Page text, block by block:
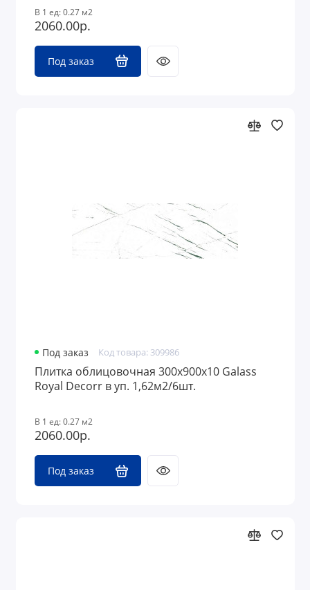
В 1 ед: 0.27 м2
2060.00р.
Под заказ
Под заказ Код товара: 309986
Плитка облицовочная 300x900х10 Galass
Royal Decorr в уп. 1,62м2/6шт.
В 1 ед: 0.27 м2
2060.00р.
Под заказ